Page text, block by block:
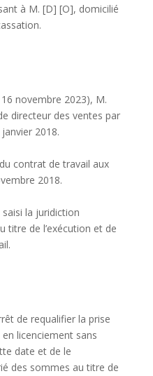
à M. [D] [O], domicilié
novembre 2023), M.
directeur des ventes par
2018.
contrat de travail aux
2018.
la juridiction
titre de l’exécution et de
de requalifier la prise
licenciement sans
date et de le
des sommes au titre de